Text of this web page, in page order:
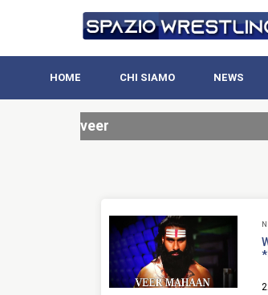
HOME CHI SIAMO NEWS
veer